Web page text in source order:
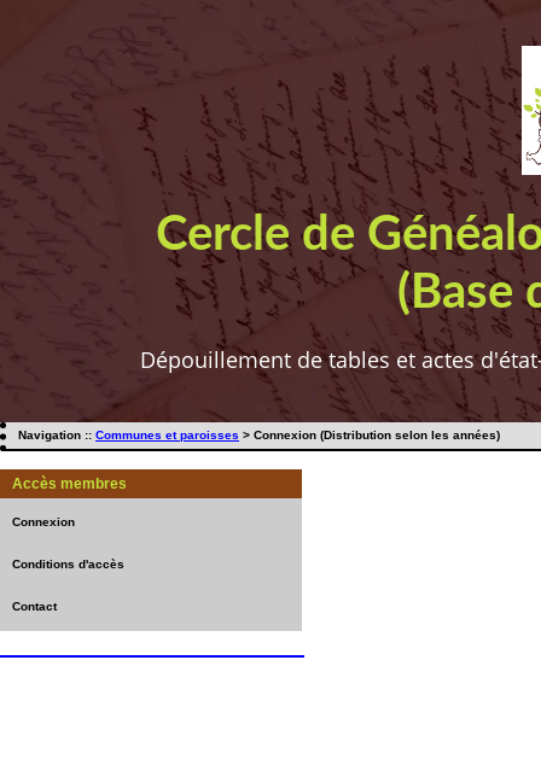
Cercle de
(Base
Dépouillement de tables et actes
Navigation :: Communes et paroisses > Connexion (Distribution selon les années)
Accès membres
Connexion
Conditions d'accès
Contact